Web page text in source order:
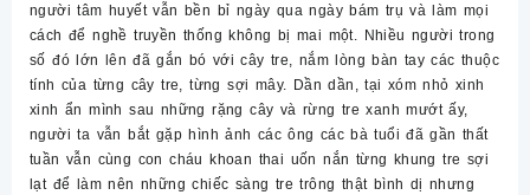
người tâm huyết vẫn bền bỉ ngày qua ngày bám trụ và làm mọi
cách để nghề truyền thống không bị mai một. Nhiều người trong
số đó lớn lên đã gắn bó với cây tre, nắm lòng bàn tay các thuộc
tính của từng cây tre, từng sợi mây. Dần dần, tại xóm nhỏ xinh
xinh ẩn mình sau những rặng cây và rừng tre xanh mướt ấy,
người ta vẫn bắt gặp hình ảnh các ông các bà tuổi đã gần thất
tuần vẫn cùng con cháu khoan thai uốn nắn từng khung tre sợi
lạt để làm nên những chiếc sàng tre trông thật bình dị nhưng